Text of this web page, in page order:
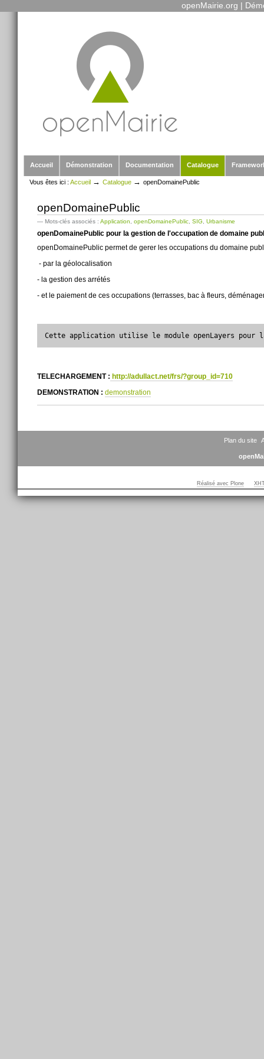
openMairie.org |
Accueil
Démonstration Documentation Catalogue
Vous êtes ici : Accueil → Catalogue → openDomainePublic
openDomainePublic
— Mots-clés associés :Application,openDomainePublic,SIG,Urbanisme
openDomainePublic pour la gestion de l'occupation de domaine
openDomainePublic permet de gerer les occupations du domaine
- par la géolocalisation
- la gestion des arrétés
- et le paiement de ces occupations (terrasses, bac à fleurs,
Cette application utilise le module openLayers pour
TELECHARGEMENT : http://adullact.net/frs/?group_id=710
DEMONSTRATION :demonstration
document
Plan du site
Réalisé avec Plone